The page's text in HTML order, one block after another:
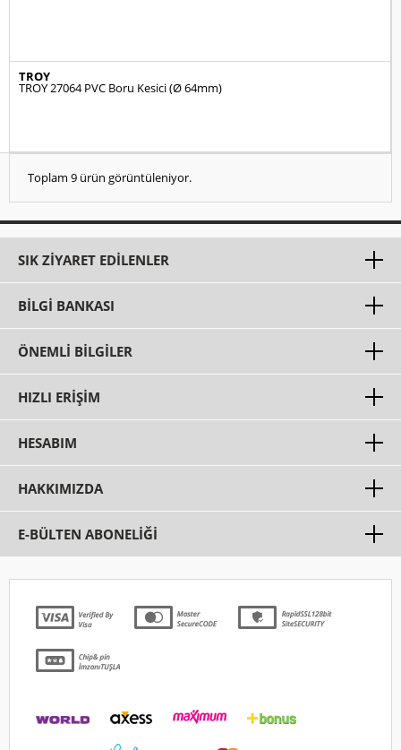
TROY
TROY 27064 PVC Boru Kesici (Ø 64mm)
Toplam 9 ürün görüntüleniyor.
SIK ZIYARET EDILENLER
BILGI BANKASI
ÖNEMLI BILGILER
HIZLI ERIŞIM
HESABIM
HAKKIMIZDA
E-BÜLTEN ABONELİĞİ